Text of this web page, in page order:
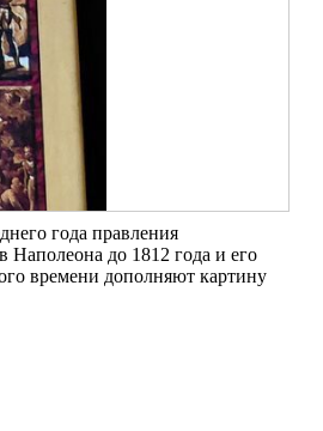
года правления
до 1812 года и его
времени дополняют картину